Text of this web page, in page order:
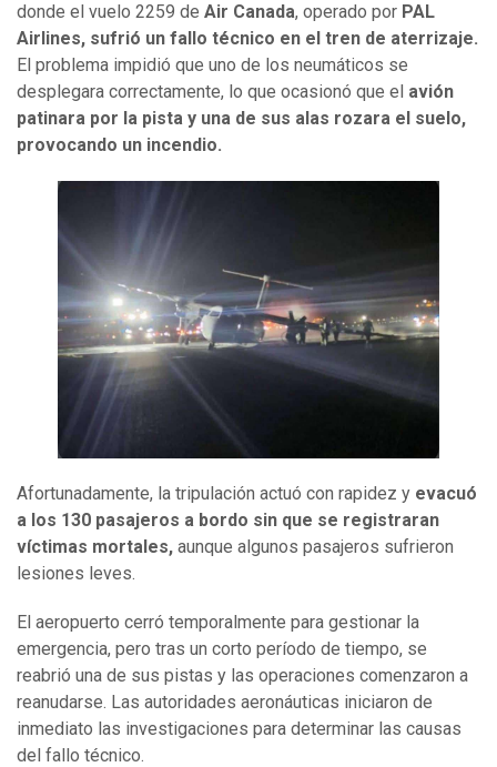
donde el vuelo 2259 de Air Canada, operado por PAL
Airlines, sufrió un fallo técnico en el tren de aterrizaje.
El problema impidió que uno de los neumáticos se
desplegara correctamente, lo que ocasionó que el avión
patinara por la pista y una de sus alas rozara el suelo,
provocando un incendio.
Afortunadamente, la tripulación actuó con rapidez y evacuó
a los 130 pasajeros a bordo sin que se registraran
víctimas mortales, aunque algunos pasajeros sufrieron
lesiones leves.
El aeropuerto cerró temporalmente para gestionar la
emergencia, pero tras un corto período de tiempo, se
reabrió una de sus pistas y las operaciones comenzaron a
reanudarse. Las autoridades aeronáuticas iniciaron de
inmediato las investigaciones para determinar las causas
del fallo técnico.